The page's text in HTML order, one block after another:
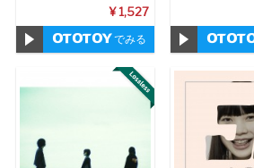
¥ 1,527
でみる